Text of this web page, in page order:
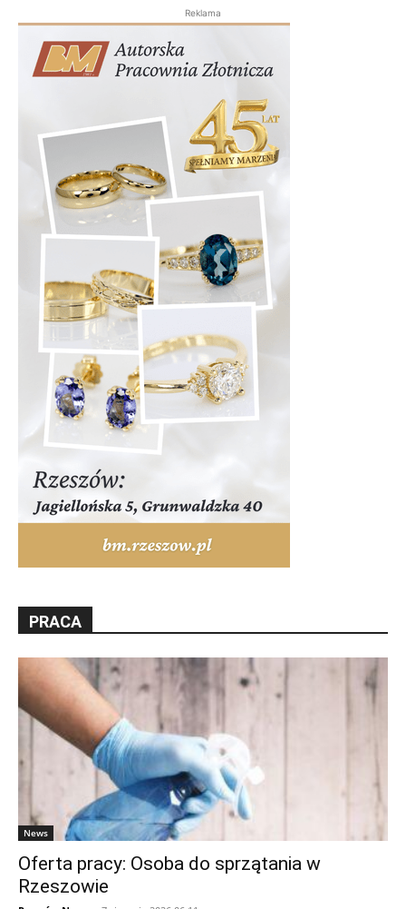
Reklama
PRACA
News
Oferta pracy: Osoba do sprzątania w
Rzeszowie